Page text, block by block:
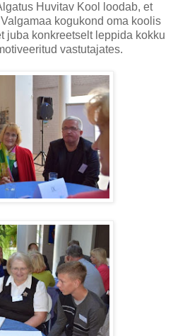
Huvitav Kool loodab, et
kogukond oma koolis
juba konkreetselt leppida kokku
vastutajates.